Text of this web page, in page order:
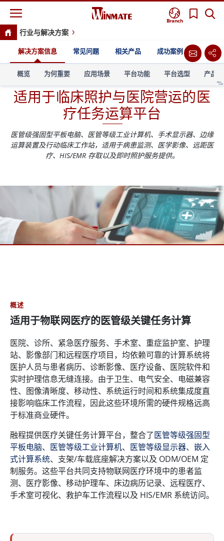
Branch
行业与解决方案
适用于临床照护与医院营运的医疗任务运算平台
适用于临床照护与医院营运的医
疗任务运算平台
医管级强固型平板电脑、医管等级工业计算机、手术显示器、边缘
运算装置及行动临床工作站，适用于病患监测、医学影像、远距医
疗、HIS/EMR 存取以及即时照护服务提供。
解决方案信息 常见问题 相关产品 成功案例
概览 为何重要 应用场景 平台功能 平台选型 产品
概述
适用于物联网医疗的医管级关键任务计算
医院、诊所、紧急医疗服务、手术室、重症监护室、护理
站、影像部门和远程医疗项目，均依赖可靠的计算系统将
医护人员与患者病历、诊断影像、医疗设备、医院软件和
实时护理信息无缝连接。由于卫生、电气安全、电磁兼容
性、图像清晰度、移动性、系统运行时间和系统集成度直
接影响临床工作流程，因此这些环境所需的硬件规格远高
于标准商业硬件。
融程提供医疗关键任务计算平台，整合了医管等级强固型
平板电脑、 医管等级工业计算机、 医管等级显示器、 嵌入
式计算系统、支架/车载底座解决方案以及 ODM/OEM 定
制服务。这些平台共同支持物联网医疗环境中的患者监
测、医疗影像、移动护理车、床边病历记录、远程医疗、
手术室可视化、救护车工作流程以及 HIS/EMR 系统访问。